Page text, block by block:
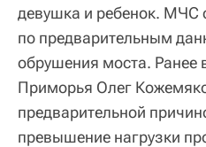
девушка и ребенок. МЧС
по предварительным
обрушения моста. Ранее
Приморья Олег
предварительной
превышение нагрузки